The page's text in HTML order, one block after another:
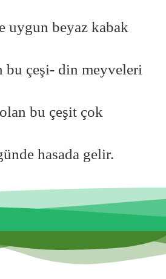
uygun beyaz kabak
bu çeşi- din meyveleri
bu çeşit çok
hasada gelir.